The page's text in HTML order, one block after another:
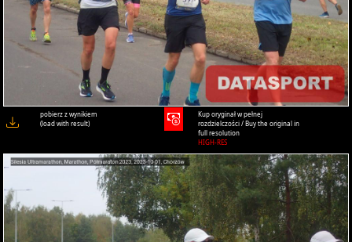
pobierz z wynikiem
(load with result)
Kup oryginał w pełnej
rozdzielczości / Buy the original in
full resolution
HIGH-RES